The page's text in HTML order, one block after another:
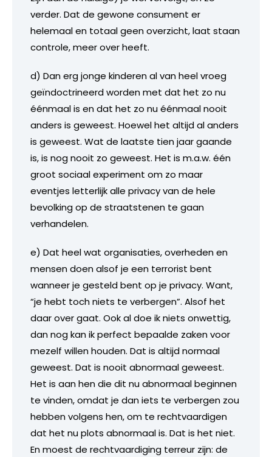
verder. Dat de gewone consument er
helemaal en totaal geen overzicht, laat staan
controle, meer over heeft.
d) Dan erg jonge kinderen al van heel vroeg
geïndoctrineerd worden met dat het zo nu
éénmaal is en dat het zo nu éénmaal nooit
anders is geweest. Hoewel het altijd al anders
is geweest. Wat de laatste tien jaar gaande
is, is nog nooit zo geweest. Het is m.a.w. één
groot sociaal experiment om zo maar
eventjes letterlijk alle privacy van de hele
bevolking op de straatstenen te gaan
verhandelen.
e) Dat heel wat organisaties, overheden en
mensen doen alsof je een terrorist bent
wanneer je gesteld bent op je privacy. Want,
“je hebt toch niets te verbergen”. Alsof het
daar over gaat. Ook al doe ik niets onwettig,
dan nog kan ik perfect bepaalde zaken voor
mezelf willen houden. Dat is altijd normaal
geweest. Dat is nooit abnormaal geweest.
Het is aan hen die dit nu abnormaal beginnen
te vinden, omdat je dan iets te verbergen zou
hebben volgens hen, om te rechtvaardigen
dat het nu plots abnormaal is. Dat is het niet.
En moest de rechtvaardiging terreur zijn: de